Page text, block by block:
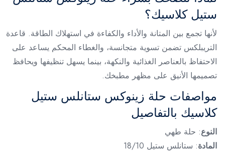
ستيل كلاسيك؟
لأنها تجمع بين المتانة والأداء والكفاءة في استهلاك الطاقة. قاعدة
التريبلكس تضمن تسوية متجانسة، والغطاء المحكم يساعد على
الاحتفاظ بالعناصر الغذائية والنكهة، بينما يسهل تنظيفها ويحافظ
تصميمها الأنيق على مظهر مطبخك.
مواصفات حلة زينوكس ستانلس ستيل
كلاسيك بالتفاصيل
النوع: حلة طهي
المادة: ستانلس ستيل 18/10